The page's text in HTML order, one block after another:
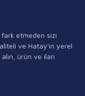
etmeden sizi
ve Hatay'ın yerel
ürün ve ilan